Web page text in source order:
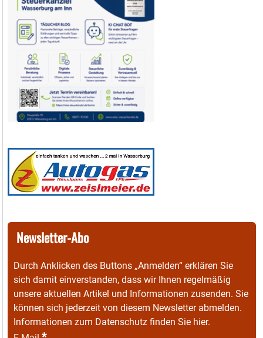
Newsletter-Abo
Durch Anklicken des Buttons „Anmelden“ erklären Sie
sich damit einverstanden, dass wir Ihnen regelmäßig
unsere aktuellen Artikel und Informationen zusenden. Sie
können sich jederzeit von diesem Newsletter abmelden.
Informationen zum Datenschutz finden Sie hier.